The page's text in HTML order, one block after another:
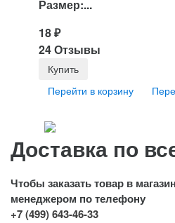
Размер:...
18₽
24 Отзывы
Перейти в корзину
Доставка по
Чтобы заказать товар в
менеджером по телефону
+7 (499) 643-46-33